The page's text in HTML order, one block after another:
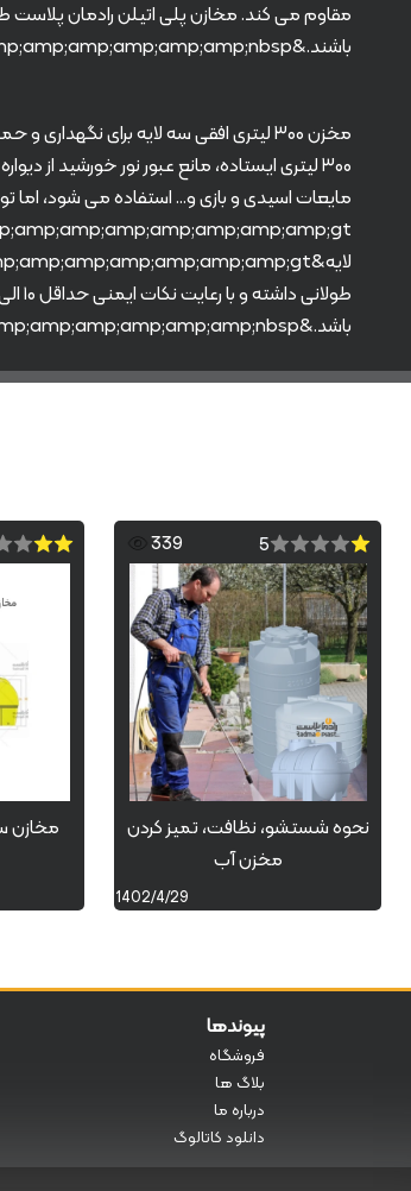
باشند.&amp;amp;amp;amp;amp;amp;amp;amp;amp;nbsp;&amp;amp;amp;amp;amp;amp;amp;amp;amp;nbsp;
مخزن ۳۰۰ لیتری افقی سه لایه برای
۳۰۰ لیتری ایستاده، مانع عبور نور
باشد.&amp;amp;amp;amp;amp;amp;amp;amp;amp;nbsp;&amp;amp;amp;amp;amp;amp;amp;amp;amp;nbsp;
5
339
نحوه شستشو، نظافت، تمیز کردن
مخزن آب
1402/4/29
مخازن
پیوندها
فروشگاه
بلاگ ها
درباره ما
دانلود کاتالوگ